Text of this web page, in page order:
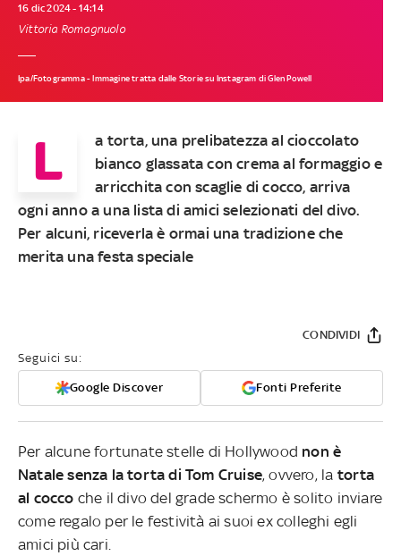
16 dic 2024 - 14:14
Vittoria Romagnuolo
Ipa/Fotogramma - Immagine tratta dalle Storie su Instagram di Glen Powell
L
a torta, una prelibatezza al cioccolato
bianco glassata con crema al formaggio e
arricchita con scaglie di cocco, arriva
ogni anno a una lista di amici selezionati del divo.
Per alcuni, riceverla è ormai una tradizione che
merita una festa speciale
Seguici su:
Google Discover Fonti Preferite
CONDIVIDI
Per alcune fortunate stelle di Hollywood non è
Natale senza la torta di Tom Cruise, ovvero, la torta
al cocco che il divo del grade schermo è solito inviare
come regalo per le festività ai suoi ex colleghi egli
amici più cari.